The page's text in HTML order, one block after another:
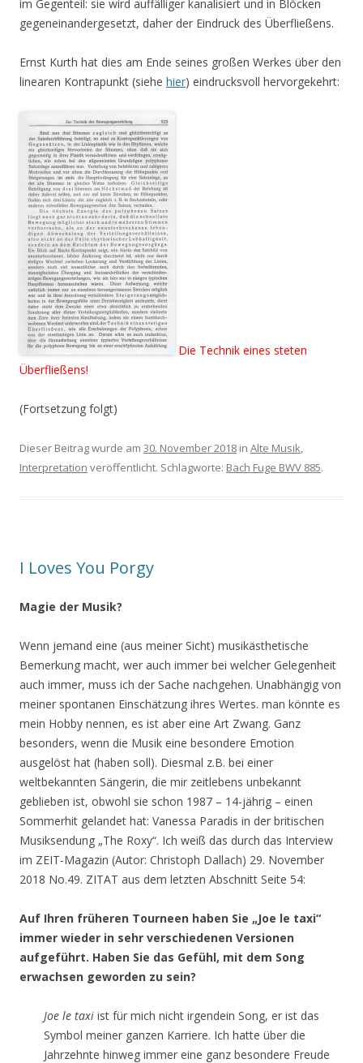
im Gegenteil: sie wird auffälliger kanalisiert und in Blöcken
gegeneinandergesetzt, daher der Eindruck des Überfließens.
Ernst Kurth hat dies am Ende seines großen Werkes über den
linearen Kontrapunkt (siehe hier) eindrucksvoll hervorgekehrt:
Die Technik eines steten
Überfließens!
(Fortsetzung folgt)
Dieser Beitrag wurde am 30. November 2018 in Alte Musik,
Interpretation veröffentlicht. Schlagworte: Bach Fuge BWV 885.
I Loves You Porgy
Magie der Musik?
Wenn jemand eine (aus meiner Sicht) musikästhetische
Bemerkung macht, wer auch immer bei welcher Gelegenheit
auch immer, muss ich der Sache nachgehen. Unabhängig von
meiner spontanen Einschätzung ihres Wertes. man könnte es
mein Hobby nennen, es ist aber eine Art Zwang. Ganz
besonders, wenn die Musik eine besondere Emotion
ausgelöst hat (haben soll). Diesmal z.B. bei einer
weltbekannten Sängerin, die mir zeitlebens unbekannt
geblieben ist, obwohl sie schon 1987 – 14-jährig – einen
Sommerhit gelandet hat: Vanessa Paradis in der britischen
Musiksendung „The Roxy“. Ich weiß das durch das Interview
im ZEIT-Magazin (Autor: Christoph Dallach) 29. November
2018 No.49. ZITAT aus dem letzten Abschnitt Seite 54:
Auf Ihren früheren Tourneen haben Sie „Joe le taxi“
immer wieder in sehr verschiedenen Versionen
aufgeführt. Haben Sie das Gefühl, mit dem Song
erwachsen geworden zu sein?
Joe le taxi ist für mich nicht irgendein Song, er ist das
Symbol meiner ganzen Karriere. Ich hatte über die
Jahrzehnte hinweg immer eine ganz besondere Freude